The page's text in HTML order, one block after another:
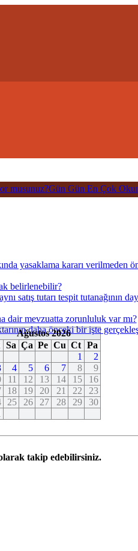
kaldırılmaktadır..
musunuz?Gün Gün En Çok
yasaklama kararı verilmeden
belirlenebilir?
satış tutarı tespit tutanağının
dair mevzuatta zorunluluk var mı?
daha önceki bir işte
Ağustos 2026
Sa Ça Pe Cu Ct Pa
1
2
4 5 6 7 8
9
11 12 13 14 15
16
18 19 20 21 22
23
25 26 27 28 29
30
takip edebilirsiniz.